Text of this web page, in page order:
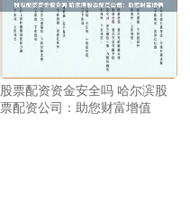
股票配资资金安全吗 哈尔滨股
票配资公司：助您财富增值